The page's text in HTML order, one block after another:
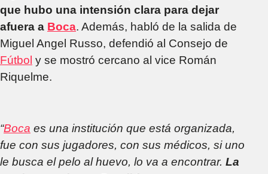
que hubo una intensión clara para dejar
afuera a Boca. Además, habló de la salida de
Miguel Angel Russo, defendió al Consejo de
Fútbol y se mostró cercano al vice Román
Riquelme.
“Boca es una institución que está organizada,
fue con sus jugadores, con sus médicos, si uno
le busca el pelo al huevo, lo va a encontrar. La